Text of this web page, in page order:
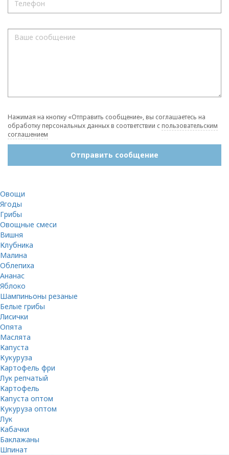
Нажимая на кнопку «Отправить сообщение», вы соглашаетесь на
обработку персональных данных в соответствии с пользовательским
соглашением
Отправить сообщение
Овощи
Ягоды
Грибы
Овощные смеси
Вишня
Клубника
Малина
Облепиха
Ананас
Яблоко
Шампиньоны резаные
Белые грибы
Лисички
Опята
Маслята
Капуста
Кукуруза
Картофель фри
Лук репчатый
Картофель
Капуста оптом
Кукуруза оптом
Лук
Кабачки
Баклажаны
Шпинат